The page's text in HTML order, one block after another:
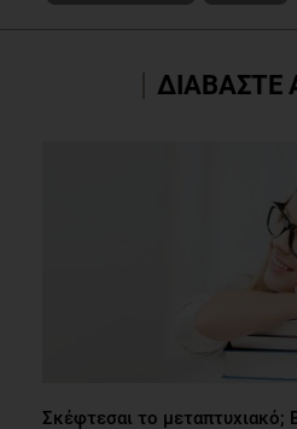
Σκέφτεσαι το μεταπτυχιακό;